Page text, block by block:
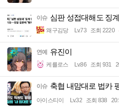
이슈 심판 성접대해도 징
왜구김당 Lv.73 조회 2220
연예 유진이
케를로스 Lv.86 조회 931
이슈 축협 내맘대로 법카
아이스티이 Lv.32 조회 838